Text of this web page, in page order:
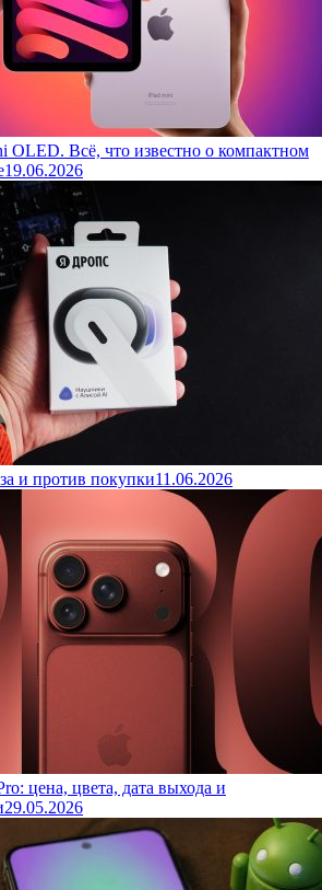
OLED. Всё, что известно о компактном
19.06.2026
и против покупки11.06.2026
цена, цвета, дата выхода и
29.05.2026